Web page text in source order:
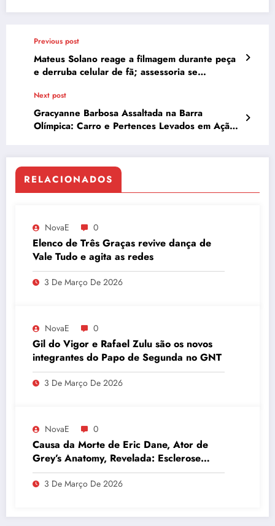
Previous post
Mateus Solano reage a filmagem durante peça
e derruba celular de fã; assessoria se
Next post
Gracyanne Barbosa Assaltada na Barra
Olímpica: Carro e Pertences Levados em Ação
RELACIONADOS
NovaE 0
Elenco de Três Graças revive dança de
Vale Tudo e agita as redes
3 De Março De 2026
NovaE 0
Gil do Vigor e Rafael Zulu são os novos
integrantes do Papo de Segunda no GNT
3 De Março De 2026
NovaE 0
Causa da Morte de Eric Dane, Ator de
Grey’s Anatomy, Revelada: Esclerose
Lateral Amiotrófica
3 De Março De 2026